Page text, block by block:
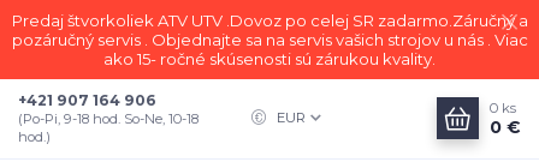
Predaj štvorkoliek ATV UTV .Dovoz po celej SR zadarmo.Záručný a
pozáručný servis . Objednajte sa na servis vašich strojov u nás . Viac
ako 15- ročné skúsenosti sú zárukou kvality.
EUR
+421 907 164 906
(Po-Pi, 9-18 hod. So-Ne, 10-18
hod.)
0 ks
0 €